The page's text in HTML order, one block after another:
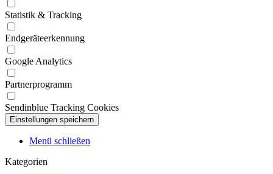
Statistik & Tracking
Endgeräteerkennung
Google Analytics
Partnerprogramm
Sendinblue Tracking Cookies
Menü schließen
Kategorien